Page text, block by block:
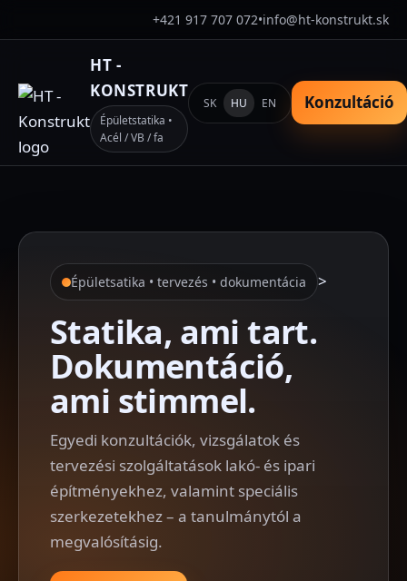
+421 917 707 072•info@ht-konstrukt.sk
HT -
KONSTRUKT
Épületstatika •
Acél / VB / fa
SK HU EN Konzultáció
Épületsatika • tervezés • dokumentácia >
Statika, ami tart.
Dokumentáció,
ami stimmel.
Egyedi konzultációk, vizsgálatok és
tervezési szolgáltatások lakó- és ipari
építményekhez, valamint speciális
szerkezetekhez – a tanulmánytól a
megvalósításig.